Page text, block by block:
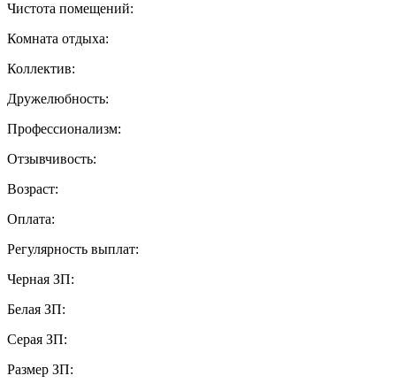
Чистота помещений:
Комната отдыха:
Коллектив:
Дружелюбность:
Профессионализм:
Отзывчивость:
Возраст:
Оплата:
Регулярность выплат:
Черная ЗП:
Белая ЗП:
Серая ЗП:
Размер ЗП: